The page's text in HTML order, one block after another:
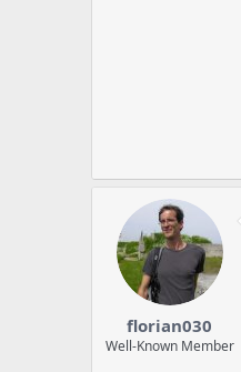
florian030
Well-Known Member